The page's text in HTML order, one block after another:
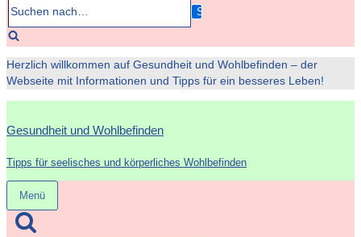
Herzlich willkommen auf Gesundheit und Wohlbefinden – der
Webseite mit Informationen und Tipps für ein besseres Leben!
Gesundheit und Wohlbefinden
Tipps für seelisches und körperliches Wohlbefinden
Menü
Navigation
umschalten